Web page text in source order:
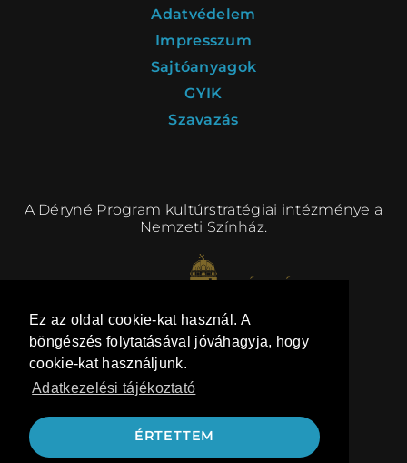
Ez az oldal cookie-kat használ. A
böngészés folytatásával jóváhagyja, hogy
cookie-kat használjunk.
Adatkezelési tájékoztató
ÉRTETTEM
Adatvédelem
Impresszum
Sajtóanyagok
GYIK
Szavazás
A Déryné Program kultúrstratégiai intézménye a
Nemzeti Színház.